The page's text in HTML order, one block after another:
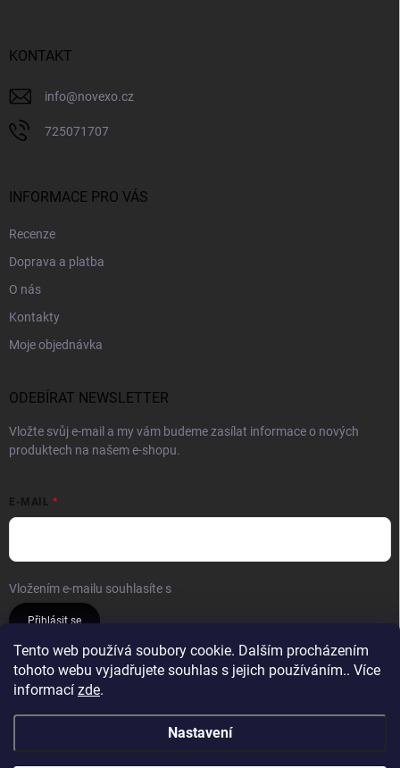
Tento web používá soubory cookie. Dalším procházením
tohoto webu vyjadřujete souhlas s jejich používáním.. Více
informací zde.
Nastavení
KONTAKT
info@novexo.cz
725071707
INFORMACE PRO VÁS
Recenze
Doprava a platba
O nás
Kontakty
Moje objednávka
ODEBÍRAT NEWSLETTER
Vložte svůj e-mail a my vám budeme zasílat informace o nových
produktech na našem e-shopu.
E-MAIL
Vložením e-mailu souhlasíte s
Přihlásit se
Reklamace a vrácení
Podmínky ochrany osobních údajů